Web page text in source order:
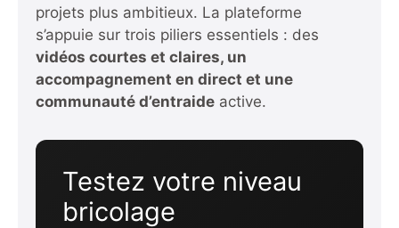
projets plus ambitieux. La plateforme
s’appuie sur trois piliers essentiels : des
vidéos courtes et claires, un
accompagnement en direct et une
communauté d’entraide active.
Testez votre niveau
bricolage